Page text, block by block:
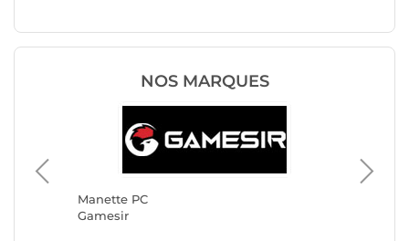
NOS MARQUES
Manette PC
Gamesir
Turtle